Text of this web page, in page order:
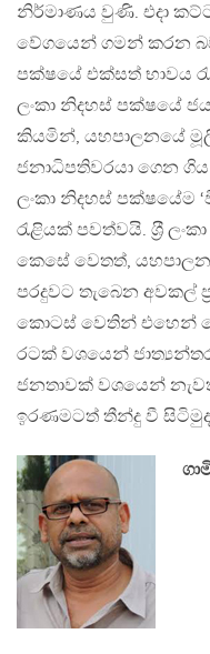
නිර්මාණය වුණි. එදා
වේගයෙන් ගමන් කරන
පක්ෂයේ එක්සත් භාවය
ලංකා නිදහස් පක්ෂයේ
කියමින්, යහපාලනයේ
ජනාධිපතිවරයා ගෙන ගිය
ලංකා නිදහස් පක්ෂයේම
රැළියක් පවත්වයි. ශ‍්‍රී
කෙසේ වෙතත්,
පරදුවට තැබෙන අවකල්
කොටස් වෙතින් එහෙන්
රටක් වශයෙන්
ජනතාවක් වශයෙන්
ඉරණමටත් තීන්දු වී